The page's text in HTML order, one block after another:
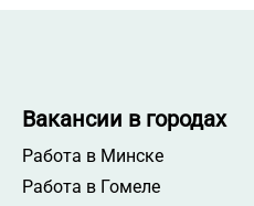
Вакансии в городах
Работа в Минске
Работа в Гомеле